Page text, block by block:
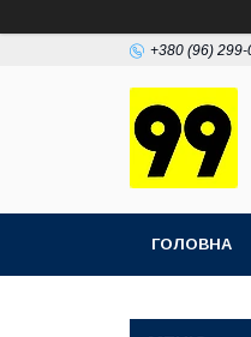
+380 (96) 299-
ГОЛОВНА